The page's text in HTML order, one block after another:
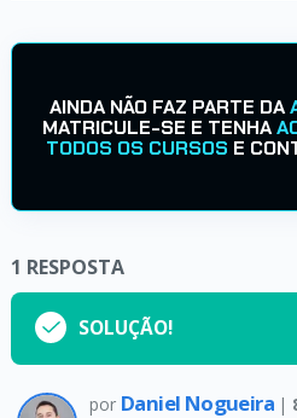
AINDA NÃO FAZ PARTE DA
MATRICULE-SE E TENHA
TODOS OS CURSOS E
1 RESPOSTA
SOLUÇÃO!
por Daniel Nogueira |